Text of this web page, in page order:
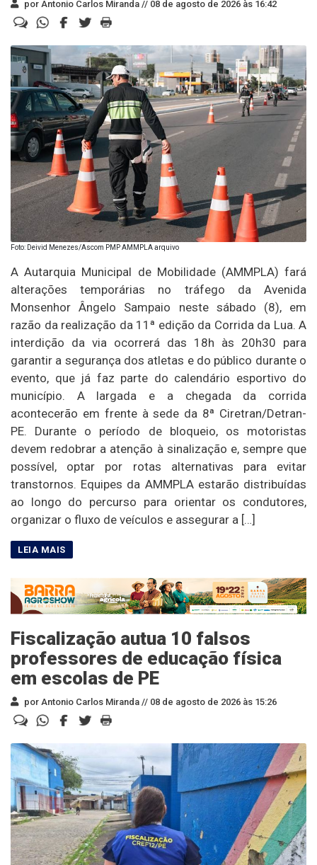
por Antonio Carlos Miranda // 08 de agosto de 2026 às 16:42
Foto: Deivid Menezes/Ascom PMP AMMPLA arquivo
A Autarquia Municipal de Mobilidade (AMMPLA) fará
alterações temporárias no tráfego da Avenida
Monsenhor Ângelo Sampaio neste sábado (8), em
razão da realização da 11ª edição da Corrida da Lua. A
interdição da via ocorrerá das 18h às 20h30 para
garantir a segurança dos atletas e do público durante o
evento, que já faz parte do calendário esportivo do
município. A largada e a chegada da corrida
acontecerão em frente à sede da 8ª Ciretran/Detran-
PE. Durante o período de bloqueio, os motoristas
devem redobrar a atenção à sinalização e, sempre que
possível, optar por rotas alternativas para evitar
transtornos. Equipes da AMMPLA estarão distribuídas
ao longo do percurso para orientar os condutores,
organizar o fluxo de veículos e assegurar a […]
Fiscalização autua 10 falsos
professores de educação física
em escolas de PE
por Antonio Carlos Miranda // 08 de agosto de 2026 às 15:26